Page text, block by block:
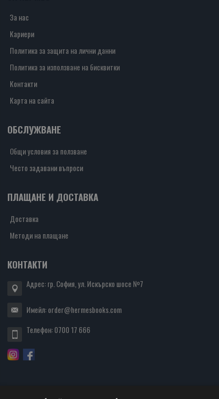
За нас
Кариери
Политика за защита на лични данни
Политика за използване на бисквитки
Контакти
Карта на сайта
ОБСЛУЖВАНЕ
Общи условия за ползване
Често задавани въпроси
ПЛАЩАНЕ И ДОСТАВКА
Доставка
Методи на плащане
КОНТАКТИ
Адрес: гр. София, ул. Искърско шосе №7
Имейл:order@hermesbooks.com
Телефон:0700 17 666